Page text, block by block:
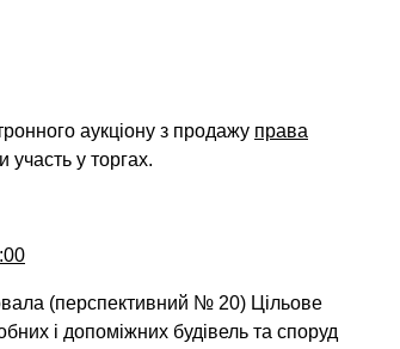
аукціону з продажу права
участь у торгах.
(перспективний № 20) Цільове
і допоміжних будівель та споруд